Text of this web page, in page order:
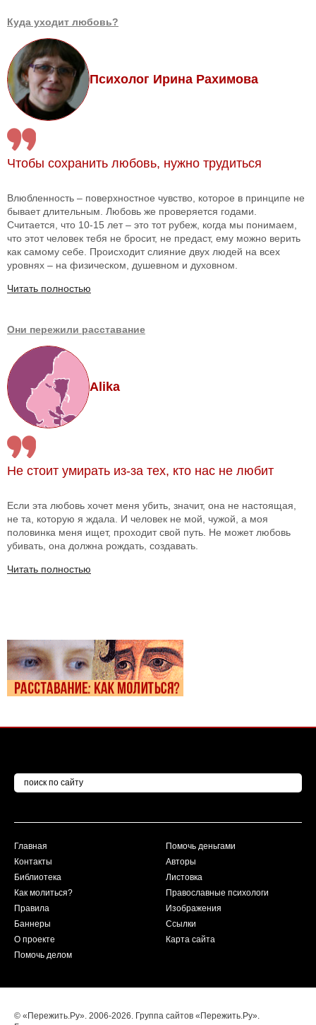
Куда уходит любовь?
Психолог Ирина Рахимова
Чтобы сохранить любовь, нужно трудиться
Влюбленность – поверхностное чувство, которое в принципе не
бывает длительным. Любовь же проверяется годами.
Считается, что 10-15 лет – это тот рубеж, когда мы понимаем,
что этот человек тебя не бросит, не предаст, ему можно верить
как самому себе. Происходит слияние двух людей на всех
уровнях – на физическом, душевном и духовном.
Читать полностью
Они пережили расставание
Alika
Не стоит умирать из-за тех, кто нас не любит
Если эта любовь хочет меня убить, значит, она не настоящая,
не та, которую я ждала. И человек не мой, чужой, а моя
половинка меня ищет, проходит свой путь. Не может любовь
убивать, она должна рождать, создавать.
Читать полностью
Главная
Контакты
Библиотека
Как молиться?
Правила
Баннеры
О проекте
Помочь делом
Помочь деньгами
Авторы
Листовка
Православные психологи
Изображения
Ссылки
Карта сайта
© «Пережить.Ру». 2006-2026. Группа сайтов «Пережить.Ру».